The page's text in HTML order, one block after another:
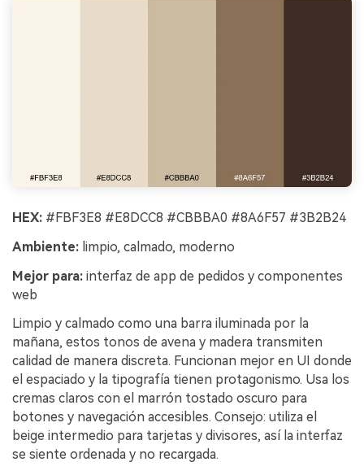
HEX: #FBF3E8 #E8DCC8 #CBBBA0 #8A6F57 #3B2B24
Ambiente: limpio, calmado, moderno
Mejor para: interfaz de app de pedidos y componentes
web
Limpio y calmado como una barra iluminada por la
mañana, estos tonos de avena y madera transmiten
calidad de manera discreta. Funcionan mejor en UI donde
el espaciado y la tipografía tienen protagonismo. Usa los
cremas claros con el marrón tostado oscuro para
botones y navegación accesibles. Consejo: utiliza el
beige intermedio para tarjetas y divisores, así la interfaz
se siente ordenada y no recargada.